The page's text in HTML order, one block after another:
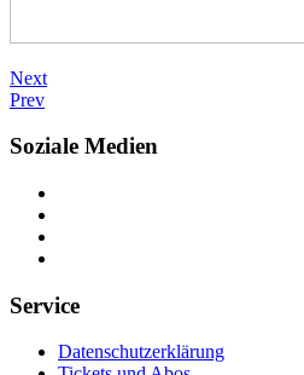
Next
Prev
Soziale Medien
Service
Datenschutzerklärung